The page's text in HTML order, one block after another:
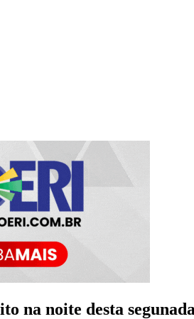
na noite desta